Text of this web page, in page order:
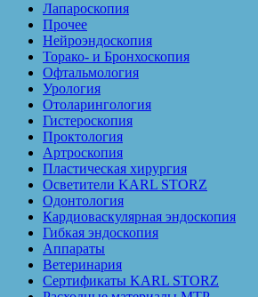
Лапароскопия
Прочее
Нейроэндоскопия
Торако- и Бронхоскопия
Офтальмология
Урология
Отоларингология
Гистероскопия
Проктология
Артроскопия
Пластическая хирургия
Осветители KARL STORZ
Одонтология
Кардиоваскулярная эндоскопия
Гибкая эндоскопия
Аппараты
Ветеринария
Сертификаты KARL STORZ